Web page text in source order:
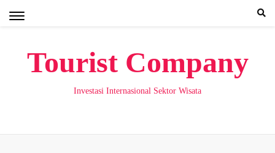
Tourist Company
Investasi Internasional Sektor Wisata